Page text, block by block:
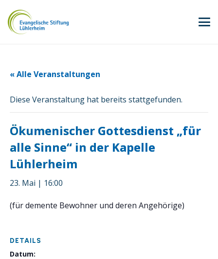
« Alle Veranstaltungen
Diese Veranstaltung hat bereits stattgefunden.
Ökumenischer Gottesdienst „für
alle Sinne“ in der Kapelle
Lühlerheim
23. Mai | 16:00
(für demente Bewohner und deren Angehörige)
DETAILS
Datum: